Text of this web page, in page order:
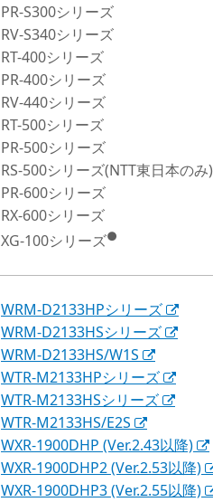
PR-S300シリーズ
RV-S340シリーズ
RT-400シリーズ
PR-400シリーズ
RV-440シリーズ
RT-500シリーズ
PR-500シリーズ
RS-500シリーズ(NTT東日本のみ)
PR-600シリーズ
RX-600シリーズ
XG-100シリーズ●
WRM-D2133HPシリーズ
WRM-D2133HSシリーズ
WRM-D2133HS/W1S
WTR-M2133HPシリーズ
WTR-M2133HSシリーズ
WTR-M2133HS/E2S
WXR-1900DHP (Ver.2.43以降)
WXR-1900DHP2 (Ver.2.53以降)
WXR-1900DHP3 (Ver.2.55以降)